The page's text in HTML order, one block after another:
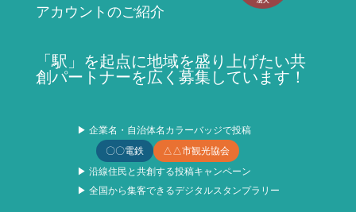
アカウントのご紹介
「駅」を起点に地域を盛り上げたい共
創パートナーを広く募集しています！
▶ 企業名・自治体名カラーバッジで投稿
〇〇電鉄
△△市観光協会
▶ 沿線住民と共創する投稿キャンペーン
▶ 全国から集客できるデジタルスタンプラリー